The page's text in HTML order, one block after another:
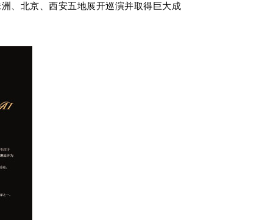
、北京、西安五地展开巡演并取得巨大成